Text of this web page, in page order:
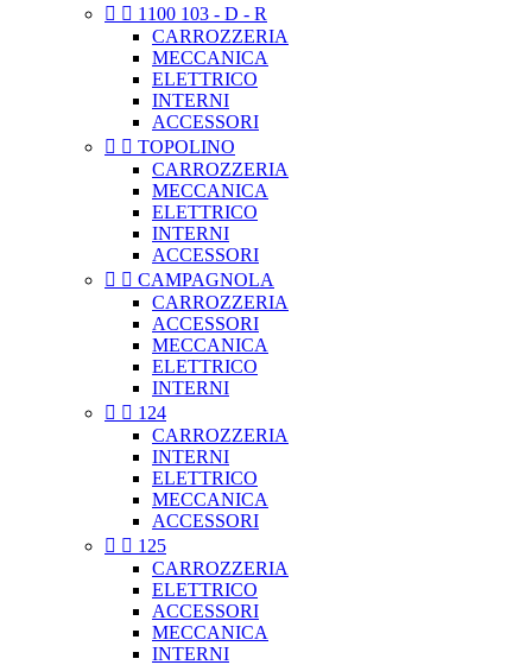
  1100 103 - D - R
CARROZZERIA
MECCANICA
ELETTRICO
INTERNI
ACCESSORI
  TOPOLINO
CARROZZERIA
MECCANICA
ELETTRICO
INTERNI
ACCESSORI
  CAMPAGNOLA
CARROZZERIA
ACCESSORI
MECCANICA
ELETTRICO
INTERNI
  124
CARROZZERIA
INTERNI
ELETTRICO
MECCANICA
ACCESSORI
  125
CARROZZERIA
ELETTRICO
ACCESSORI
MECCANICA
INTERNI